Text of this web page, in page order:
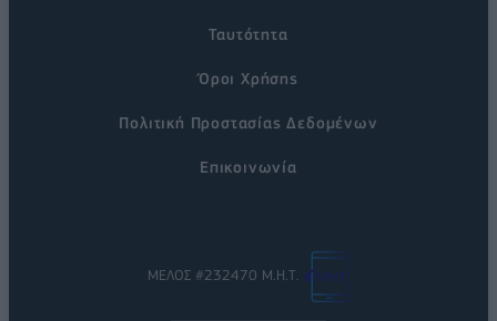
Ταυτότητα
Όροι Χρήσης
Πολιτική Προστασίας Δεδομένων
Επικοινωνία
ΜΕΛΟΣ #232470 Μ.Η.Τ.